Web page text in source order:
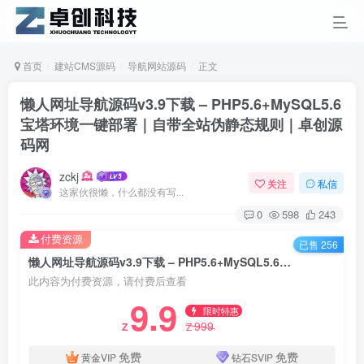
首页 建站CMS源码 导航网站源码 正文
懒人网址导航源码v3.9下载 – PHP5.6+MySQL5.6
宝塔环境一键部署｜自带全站伪静态规则｜卓创源
码网
zckj
这家伙很懒，什么都没有写...
关注 私信
0 598 243
懒人网址导航源码v3.9下载 – PHP5.6+MySQL5.6宝塔环境一键部署｜自带全站伪静态规则｜卓创源码网
此内容为付费资源，请付费后查看
Z 9.9 限时特惠
Z999
黄金VIP免费 钻石SVIP免费
付费资源 已售 256